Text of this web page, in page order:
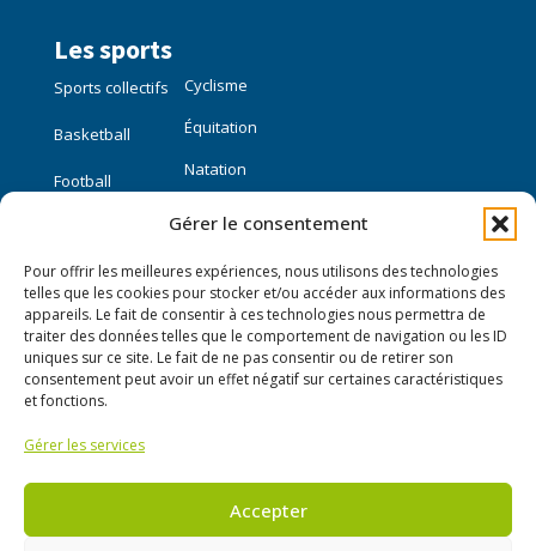
Gérer le consentement
Pour offrir les meilleures expériences, nous utilisons des technologies
telles que les cookies pour stocker et/ou accéder aux informations des
appareils. Le fait de consentir à ces technologies nous permettra de
traiter des données telles que le comportement de navigation ou les ID
uniques sur ce site. Le fait de ne pas consentir ou de retirer son
consentement peut avoir un effet négatif sur certaines caractéristiques
et fonctions.
Gérer les services
Accepter
Les sports
Sports collectifs
Basketball
Football
Sports individuels
Course à pied
Cyclisme
Équitation
Natation
Liens utiles
Mon compte
Nous contacter